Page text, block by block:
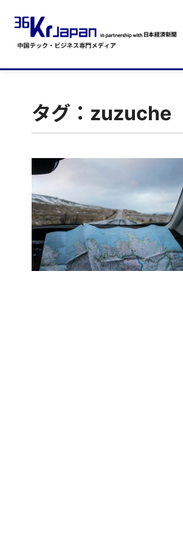
タグ：zuzuche